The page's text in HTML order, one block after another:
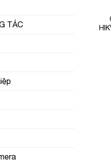
TÁC